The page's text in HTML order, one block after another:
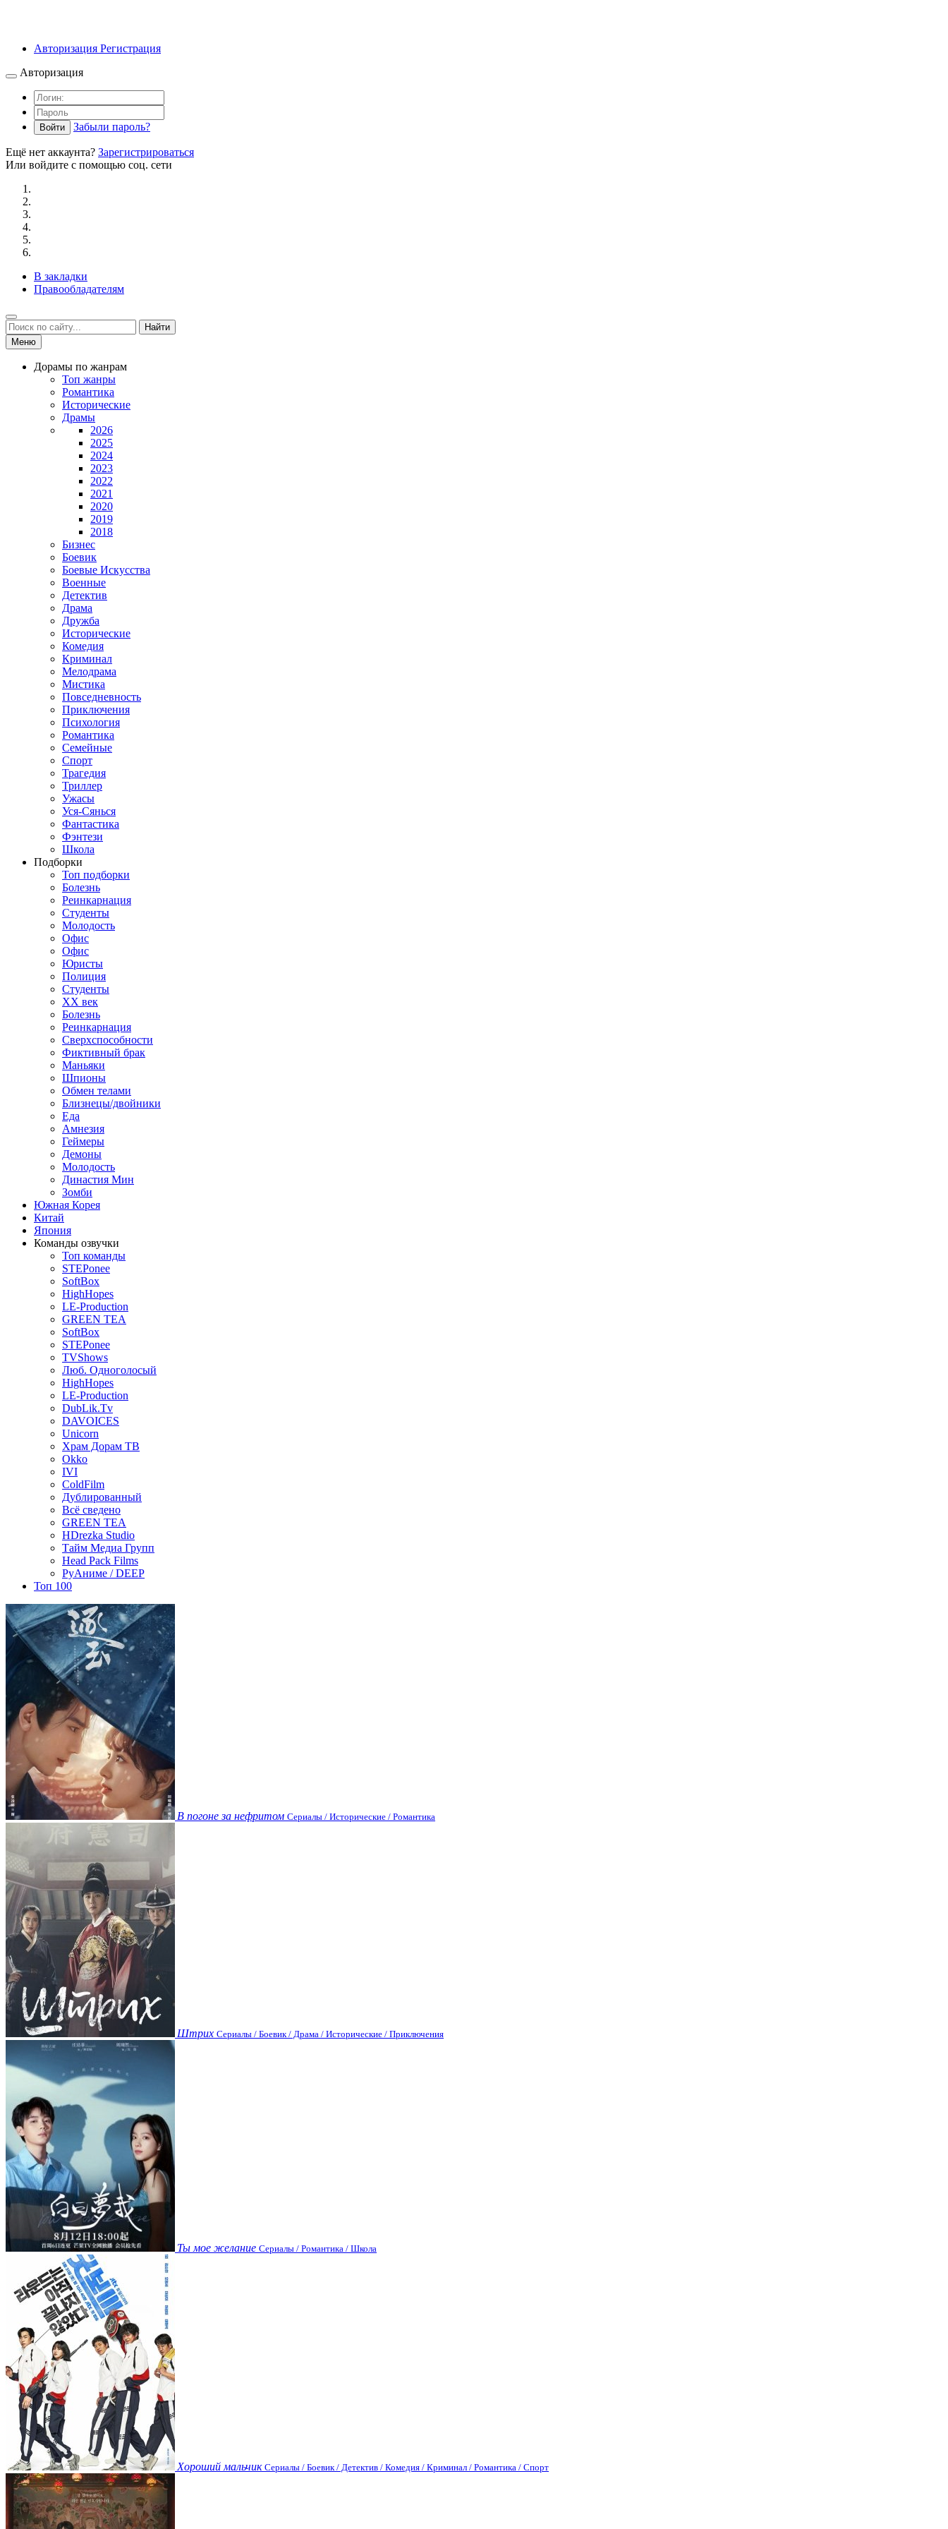
Авторизация Регистрация
Авторизация
Войти Забыли пароль?
Ещё нет аккаунта? Зарегистрироваться
Или войдите с помощью соц. сети
В закладки
Правообладателям
Найти
Меню
Дорамы по жанрам
Топ жанры
Романтика
Исторические
Драмы
2026
2025
2024
2023
2022
2021
2020
2019
2018
Бизнес
Боевик
Боевые Искусства
Военные
Детектив
Драма
Дружба
Исторические
Комедия
Криминал
Мелодрама
Мистика
Повседневность
Приключения
Психология
Романтика
Семейные
Спорт
Трагедия
Триллер
Ужасы
Уся-Сянься
Фантастика
Фэнтези
Школа
Подборки
Топ подборки
Болезнь
Реинкарнация
Студенты
Молодость
Офис
Офис
Юристы
Полиция
Студенты
ХХ век
Болезнь
Реинкарнация
Сверхспособности
Фиктивный брак
Маньяки
Шпионы
Обмен телами
Близнецы/двойники
Еда
Амнезия
Геймеры
Демоны
Молодость
Династия Мин
Зомби
Южная Корея
Китай
Япония
Команды озвучки
Топ команды
STEPonee
SoftBox
HighHopes
LE-Production
GREEN TEA
SoftBox
STEPonee
TVShows
Люб. Одноголосый
HighHopes
LE-Production
DubLik.Tv
DAVOICES
Unicorn
Храм Дорам ТВ
Okko
IVI
ColdFilm
Дублированный
Всё сведено
GREEN TEA
HDrezka Studio
Тайм Медиа Групп
Head Pack Films
РуАниме / DEEP
Топ 100
В погоне за нефритом Сериалы / Исторические / Романтика
Штрих Сериалы / Боевик / Драма / Исторические / Приключения
Ты мое желание Сериалы / Романтика / Школа
Хороший мальчик Сериалы / Боевик / Детектив / Комедия / Криминал / Романтика / Спорт